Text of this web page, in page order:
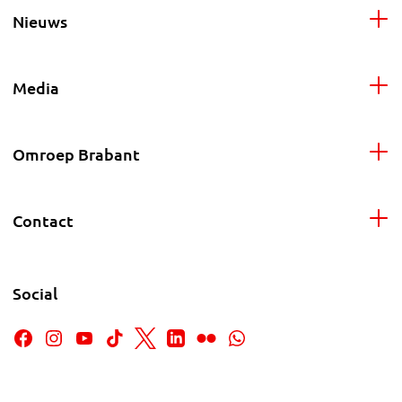
Nieuws
Media
Omroep Brabant
Contact
Social